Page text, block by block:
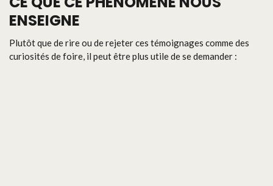
ENSEIGNE
Plutôt que de rire ou de rejeter ces témoignages comme des
curiosités de foire, il peut être plus utile de se demander :